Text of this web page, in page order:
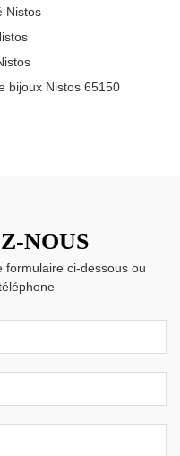
Nistos
bijoux Nistos 65150
NOUS
formulaire ci-dessous ou